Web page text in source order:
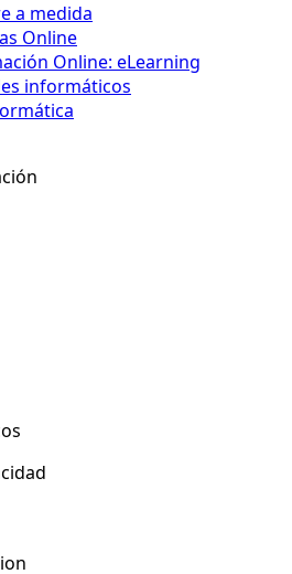
a medida
Online
Online: eLearning
informáticos